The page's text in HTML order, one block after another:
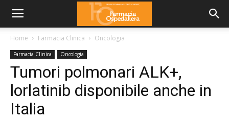
Home Farmacia Clinica Oncologia
Farmacia Clinica Oncologia
Tumori polmonari ALK+,
lorlatinib disponibile anche in
Italia